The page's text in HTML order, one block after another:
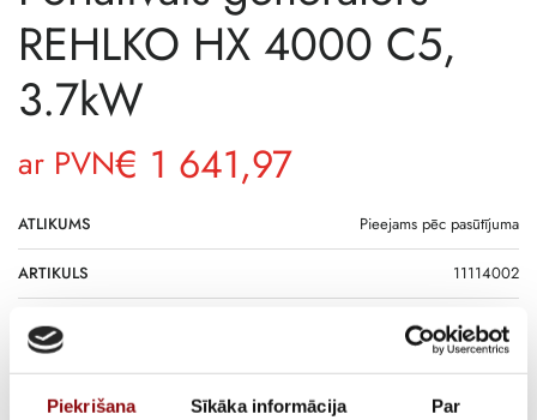
Piekrišana Sīkāka informācija Par
REHLKO HX 4000 C5,
3.7kW
€ 1 641,97
ar PVN
ATLIKUMS Pieejams pēc pasūtījuma
ARTIKULS 11114002
PIEGĀDES LAIKS, JA PRECE NAV
NOLIKTAVĀ RĪGĀ
2-6 nedēļas
APRAKSTS